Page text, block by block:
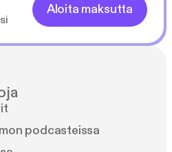
Aloita maksutta
podcasteissa